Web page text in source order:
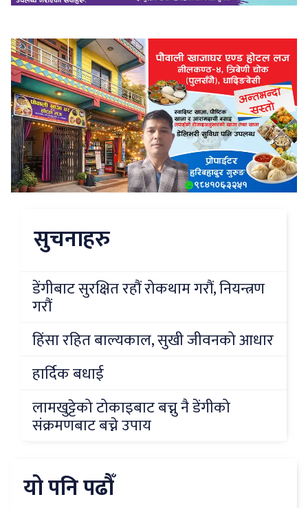
सुचनाहरु
डेंगीबाट सुरक्षित रहौं रोकथाम गरौं, नियन्त्रण
गरौं
हिंसा रहित बाल्यकाल, सुखी जीवनको आधार
हार्दिक बधाई
लामखुट्टेको टोकाइबाट बच्नु नै डेंगीको
संक्रमणबाट बच्ने उपाय
यो पनि पढौँ